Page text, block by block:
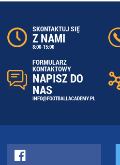
SKONTAKTUJ SIĘ
Z NAMI
8:00-15:00
FORMULARZ
KONTAKTOWY
NAPISZ DO
NAS
INFO@FOOTBALLACADEMY.PL